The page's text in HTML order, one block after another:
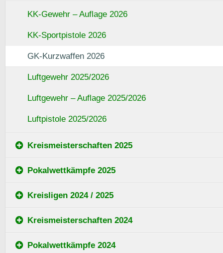
KK-Gewehr – Auflage 2026
KK-Sportpistole 2026
GK-Kurzwaffen 2026
Luftgewehr 2025/2026
Luftgewehr – Auflage 2025/2026
Luftpistole 2025/2026
Kreismeisterschaften 2025
Pokalwettkämpfe 2025
Kreisligen 2024 / 2025
Kreismeisterschaften 2024
Pokalwettkämpfe 2024